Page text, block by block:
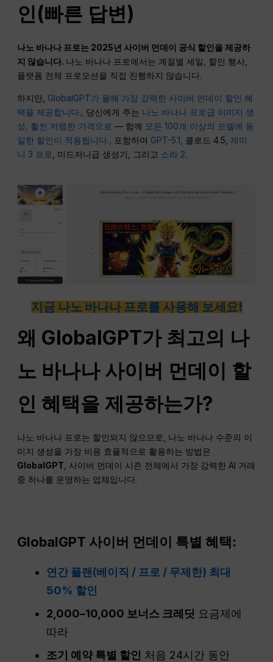
인(빠른 답변)
나노 바나나 프로는 2025년 사이버 먼데이 공식 할인을 제공하
지 않습니다. 나노 바나나 프로에서는 계절별 세일, 할인 행사,
플랫폼 전체 프로모션을 직접 진행하지 않습니다.
하지만, GlobalGPT가 올해 가장 강력한 사이버 먼데이 할인 혜
택을 제공합니다., 당신에게 주는 나노 바나나 프로급 이미지 생
성, 훨씬 저렴한 가격으로— 함께 모든 100개 이상의 모델에 동
일한 할인이 적용됩니다.,
포함하여 GPT-5.1, 클로드 4.5,제미
니 3 프로
, 미드저니급 생성기, 그리고 소라 2.
지금 나노 바나나 프로를 사용해 보세요!
왜 GlobalGPT가 최고의 나
노 바나나 사이버 먼데이 할
인 혜택을 제공하는가?
나노 바나나 프로는 할인되지 않으므로, 나노 바나나 수준의 이
미지 생성을 가장 비용 효율적으로 활용하는 방법은
GlobalGPT, 사이버 먼데이 시즌 전체에서 가장 강력한 AI 거래
중 하나를 운영하는 업체입니다.
GlobalGPT 사이버 먼데이 특별 혜택:
연간 플랜(베이직 / 프로 / 무제한) 최대
50% 할인
2,000–10,000 보너스 크레딧 요금제에
따라
조기 예약 특별 할인 처음 24시간 동안